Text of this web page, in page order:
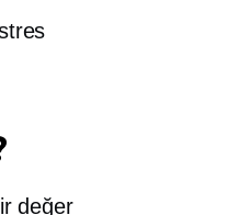
değer